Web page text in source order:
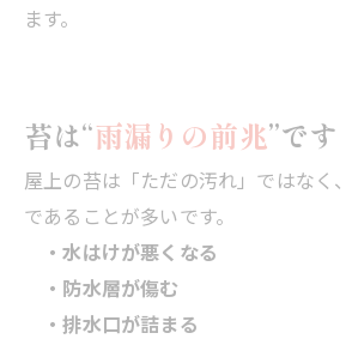
ます。
苔は“雨漏りの前兆”です
屋上の苔は「ただの汚れ」ではなく、
であることが多いです。
・水はけが悪くなる
・防水層が傷む
・排水口が詰まる